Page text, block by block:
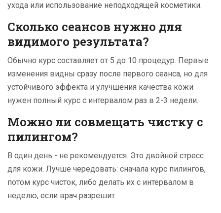
ухода или использование неподходящей косметики.
Сколько сеансов нужно для
видимого результата?
Обычно курс составляет от 5 до 10 процедур. Первые
изменения видны сразу после первого сеанса, но для
устойчивого эффекта и улучшения качества кожи
нужен полный курс с интервалом раз в 2-3 недели.
Можно ли совмещать чистку с
пилингом?
В один день - не рекомендуется. Это двойной стресс
для кожи. Лучше чередовать: сначала курс пилингов,
потом курс чисток, либо делать их с интервалом в
неделю, если врач разрешит.